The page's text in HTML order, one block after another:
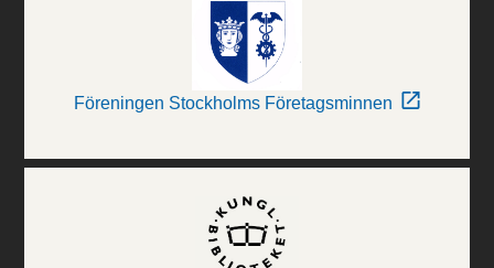
Föreningen Stockholms Företagsminnen